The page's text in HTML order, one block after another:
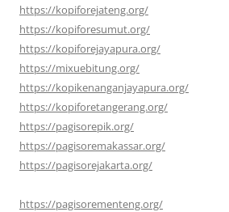
https://kopiforejateng.org/
https://kopiforesumut.org/
https://kopiforejayapura.org/
https://mixuebitung.org/
https://kopikenanganjayapura.org/
https://kopiforetangerang.org/
https://pagisorepik.org/
https://pagisoremakassar.org/
https://pagisorejakarta.org/
https://pagisorementeng.org/